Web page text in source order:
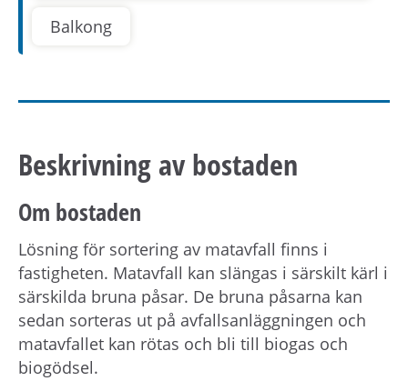
Balkong
Beskrivning av bostaden
Om bostaden
Lösning för sortering av matavfall finns i
fastigheten. Matavfall kan slängas i särskilt kärl i
särskilda bruna påsar. De bruna påsarna kan
sedan sorteras ut på avfallsanläggningen och
matavfallet kan rötas och bli till biogas och
biogödsel.